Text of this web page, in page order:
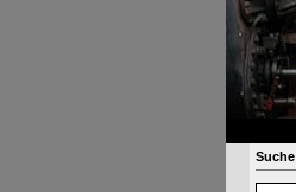
Suche